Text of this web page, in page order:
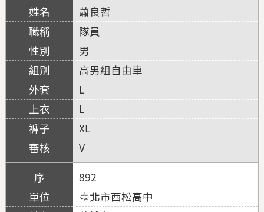
蕭良哲
隊員
男
高男組自由車
L
L
XL
V
892
臺北市西松高中